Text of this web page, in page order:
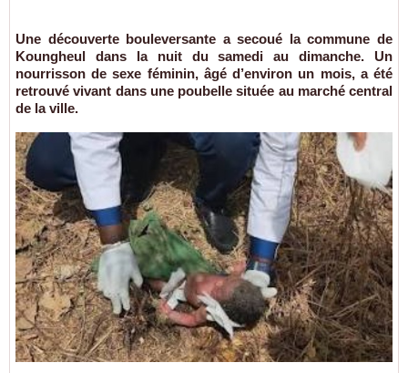
Une découverte bouleversante a secoué la commune de
Koungheul dans la nuit du samedi au dimanche. Un
nourrisson de sexe féminin, âgé d’environ un mois, a été
retrouvé vivant dans une poubelle située au marché central
de la ville.